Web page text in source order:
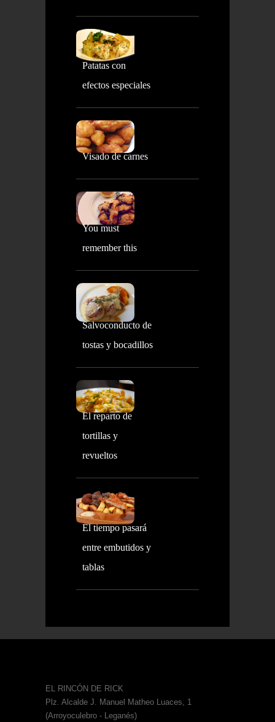
Patatas con
efectos especiales
Visado de carnes
You must
remember this
Salvoconducto de
tostas y bocadillos
El reparto de
tortillas y
revueltos
El tiempo pasará
entre embutidos y
tablas
EL RINCÓN DE RICK
Plz. Alcalde J. Manuel Matheo Luaces, 1
(Arroyoculebro - Leganés)